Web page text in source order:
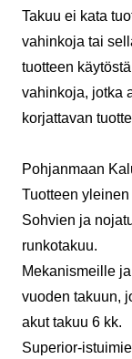
Takuu ei kata
vahinkoja tai
tuotteen
vahinkoja, jotka
korjattavan
Pohjanmaan
Tuotteen
Sohvien ja
runkotakuu.
Mekanismeille
vuoden takuun,
akut takuu 6 kk.
Superior-